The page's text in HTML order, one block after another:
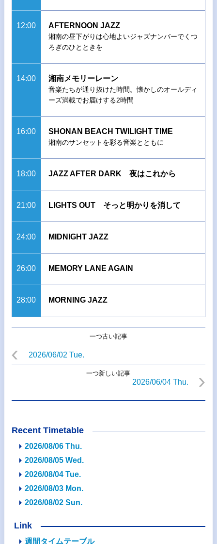
12:00 AFTERNOON JAZZ
湘南の昼下がりは心地よいジャズナンバーでくつ
ろぎのひとときを
14:00 湘南メモリーレーン
音楽たちが通り抜けた時間。懐かしのオールディ
ーズ満載でお届けする2時間
16:00 SHONAN BEACH TWILIGHT TIME
湘南のサンセットを彩る音楽とともに
18:00 JAZZ AFTER DARK 夜はこれから
21:00 LIGHTS OUT そっと明かりを消して
24:00 MIDNIGHT JAZZ
26:00 MEMORY LANE AGAIN
28:00 MORNING JAZZ
一つ古い記事
2026/06/02 Tue.
一つ新しい記事
2026/06/04 Thu.
Recent Timetable
2026/08/06 Thu.
2026/08/05 Wed.
2026/08/04 Tue.
2026/08/03 Mon.
2026/08/02 Sun.
Link
週間タイムテーブル